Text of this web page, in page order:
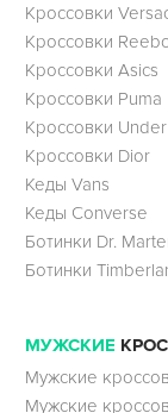
Кроссовки
Кроссовки
Кроссовки Asics
Кроссовки Puma
Кроссовки
Кроссовки Dior
Кеды Vans
Кеды Converse
Ботинки Dr.
Ботинки
МУЖСКИЕ
Мужские
Мужские